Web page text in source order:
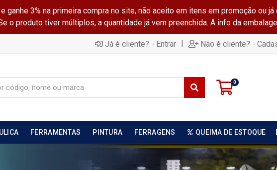
ganhe 3% na primeira compra no site, não aceito em itens em promoção ou
o produto tiver múltiplos, a quantidade já vem preenchida. A info da
Já é cliente? - Entrar | Não é cliente? -
0
FERRAMENTAS PINTURA FERRAGENS QUEIMA DE ESTOQUE